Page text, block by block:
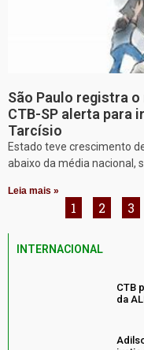
São Paulo registra
CTB-SP alerta para
Tarcísio
Estado teve crescimento
abaixo da média nacional,
Leia mais »
1 2 3
INTERNACIONAL
CTB
da